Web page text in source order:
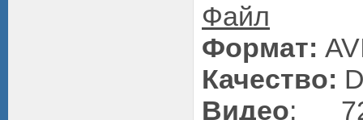
Файл
Формат:
Качество:
Видео: